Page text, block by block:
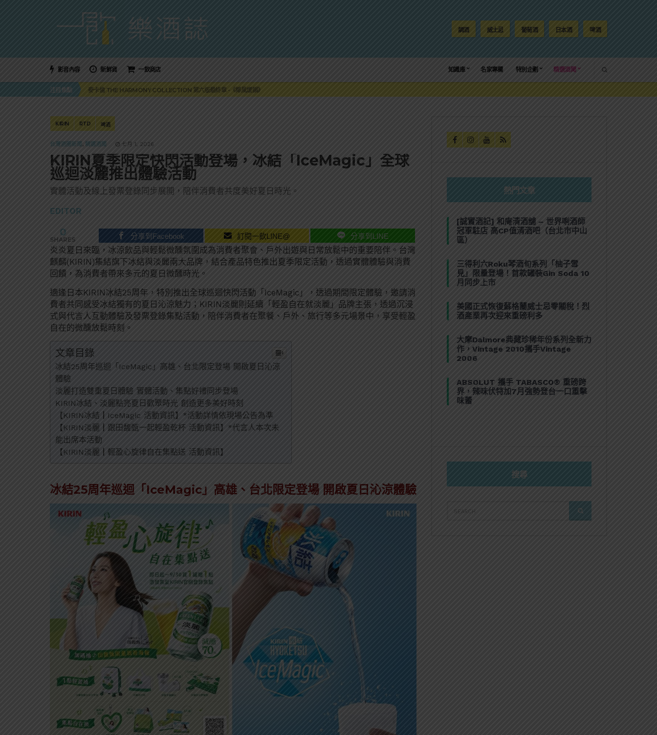
調酒 威士忌 葡萄酒 日本酒 啤酒
影音內容 新鮮貨 一飲商店 知識庫 名家專欄 特別企劃 精選酒聞
注目焦點
美國正式恢復蘇格蘭威士忌零關稅！烈酒產業再次迎來重磅利多
麥卡倫 THE HARMONY COLLECTION 第六版最終章 -《椰風煖韻》
角嗨尬炸物X爽快這一步，角瓶攜手頂呱呱 全新套餐限時登場
三得利六ROKU琴酒旬系列「柚子雪見」限量登場！首款罐裝GIN SODA 10月同步上市
美國正式恢復蘇格蘭威士忌零關稅！烈酒產業再次迎來重磅利多
麥卡倫 THE HARMONY COLLECTION 第六版最終章 -《椰風煖韻》
KIRIN RTD 啤酒
台灣酒圈新聞 , 精選酒聞 七月 1, 2026
KIRIN夏季限定快閃活動登場，冰結「IceMagic」全球
巡迴淡麗推出體驗活動
實體活動及線上發票登錄同步展開，陪伴消費者共度美好夏日時光。
EDITOR
0
SHARES 分享到Facebook 訂閱一飲LINE@ 分享到LINE
炎炎夏日來臨，冰涼飲品與輕鬆微醺氛圍成為消費者聚會、戶外出遊與日常放鬆中的重要陪伴。台灣
麒麟(KIRIN)集結旗下冰結與淡麗兩大品牌，結合產品特色推出夏季限定活動，透過實體體驗與消費
回饋，為消費者帶來多元的夏日微醺時光。
適逢日本KIRIN冰結25周年，特別推出全球巡迴快閃活動「IceMagic」，透過期間限定體驗，邀請消
費者共同感受冰結獨有的夏日沁涼魅力；KIRIN淡麗則延續「輕盈自在就淡麗」品牌主張，透過沉浸
式與代言人互動體驗及發票登錄集點活動，陪伴消費者在聚餐、戶外、旅行等多元場景中，享受輕盈
自在的微醺放鬆時刻。
文章目錄
冰結25周年巡迴「IceMagic」高雄、台北限定登場 開啟夏日沁涼
體驗
淡麗打造雙重夏日體驗 實體活動、集點好禮同步登場
KIRIN冰結、淡麗點亮夏日歡聚時光 創造更多美好時刻
【KIRIN冰結┃IceMagic 活動資訊】*活動詳情依現場公告為準
【KIRIN淡麗┃跟田馥甄一起輕盈乾杯 活動資訊】*代言人本次未
能出席本活動
【KIRIN淡麗┃輕盈心旋律自在集點送 活動資訊】
冰結25周年巡迴「IceMagic」高雄、台北限定登場 開啟夏日沁涼體驗
熱門文章
[誠實酒記] 和庵清酒舖 – 世界唎酒師
冠軍駐店 高CP值清酒吧（台北市中山
區）
三得利六Roku琴酒旬系列「柚子雪
見」限量登場！首款罐裝Gin Soda 10
月同步上市
美國正式恢復蘇格蘭威士忌零關稅！烈
酒產業再次迎來重磅利多
大摩Dalmore典藏珍稀年份系列全新力
作，Vintage 2010攜手Vintage
2006
ABSOLUT 攜手 TABASCO® 重磅跨
界，辣味伏特加7月強勢登台一口重擊
味蕾
搜尋
FOR:
SEARCH